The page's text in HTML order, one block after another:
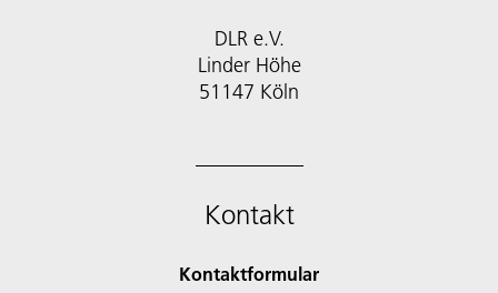
DLR e.V.
Linder Höhe
51147 Köln
Kontakt
Kontaktformular